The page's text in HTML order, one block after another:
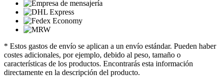
* Estos gastos de envío se aplican a un envío estándar. Pueden haber
costes adicionales, por ejemplo, debido al peso, tamaño o
características de los productos. Encontrarás esta información
directamente en la descripción del producto.